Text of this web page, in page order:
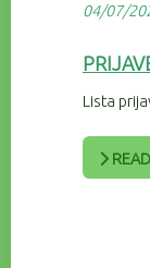
04/07/
PRIJAV
Lista